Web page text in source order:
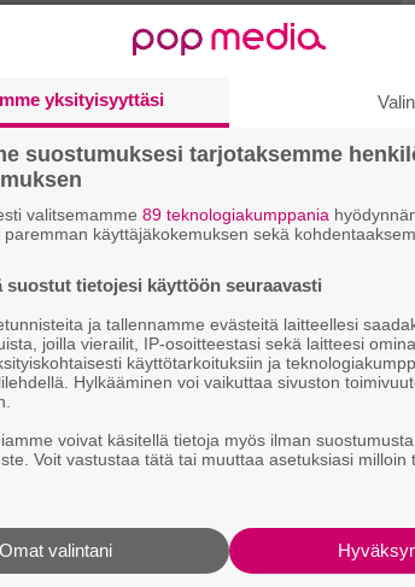
Ruotsissa julkaistaakseen
mistä kahvitauolla puhutaan! Nappaa
suoraan sähköpostiin tästä.
yksityisyyttäsi
suostumuksesi tarjotaksemme
valitsemamme 89 teknologiakumppania
käyttäjäkokemuksen sekä
suostut tietojesi käyttöön seuraavasti
ja tallennamme evästeitä laitteellesi
joilla vierailit, IP-osoitteestasi sekä laitteesi
käyttötarkoituksiin ja
Hylkääminen voi vaikuttaa sivuston
voivat käsitellä tietoja myös ilman
Voit vastustaa tätä tai muuttaa asetuksiasi milloin
Omat valintani